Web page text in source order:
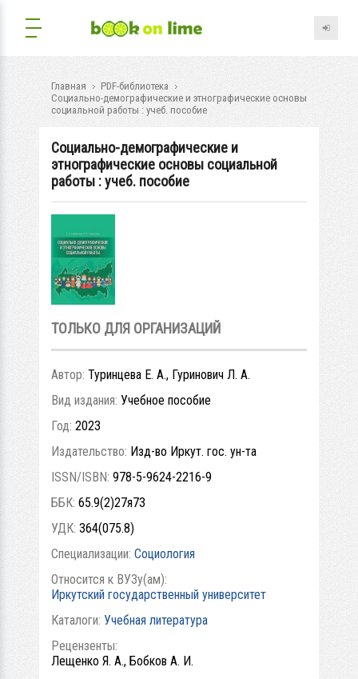
Главная
PDF-библиотека
Социально-демографические и этнографические основы
социальной работы : учеб. пособие
Социально-демографические и
этнографические основы социальной
работы : учеб. пособие
ТОЛЬКО ДЛЯ ОРГАНИЗАЦИЙ
Автор: Туринцева Е. А., Гуринович Л. А.
Вид издания: Учебное пособие
Год: 2023
Издательство: Изд-во Иркут. гос. ун-та
ISSN/ISBN: 978-5-9624-2216-9
ББК: 65.9(2)27я73
УДК: 364(075.8)
Специализации: Социология
Относится к ВУЗу(ам):
Иркутский государственный университет
Каталоги: Учебная литература
Рецензенты:
Лещенко Я. А., Бобков А. И.